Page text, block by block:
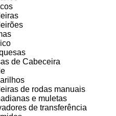
de Cabeceira
de rodas manuais
e muletas
de transferência